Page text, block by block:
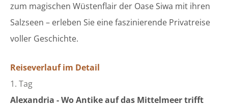
zum magischen Wüstenflair der Oase Siwa mit ihren
Salzseen – erleben Sie eine faszinierende Privatreise
voller Geschichte.
Reiseverlauf im Detail
1. Tag
Alexandria -Wo Antike auf das Mittelmeer trifft